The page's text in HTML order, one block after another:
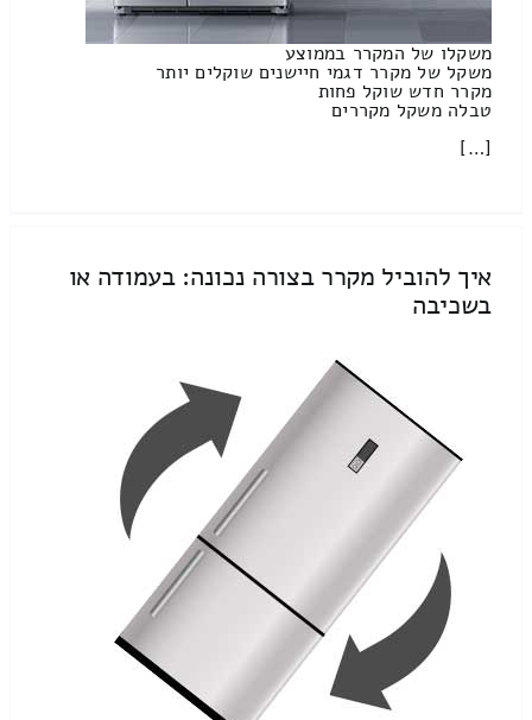
משקלו של המקרר בממוצע
משקל של מקרר דגמי חיישנים שוקלים יותר
מקרר חדש שוקל פחות
טבלה משקל מקררים
[…]
איך להוביל מקרר בצורה נכונה: בעמודה או
בשכיבה